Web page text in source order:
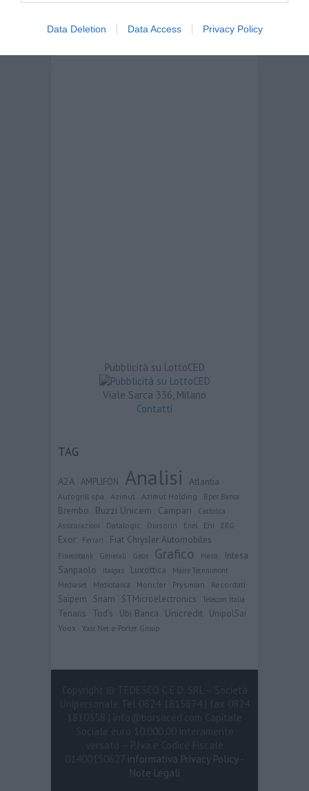
Data Deletion Data Access Privacy Policy
Pubblicità su LottoCED
Viale Sarca 336, Milano
Contatti
TAG
A2A AMPLIFON Analisi Atlantia
Autogrill spa Azimut Azimut Holding Bper Banca
Brembo Buzzi Unicem Campari
Cattolica
Assicurazioni
Datalogic Diasorin Enel Eni ERG
Exor Ferrari Fiat Chrysler Automobiles
Finecobank Generali Geox Grafico Hera
Intesa
Sanpaolo
Italgas Luxottica
Maire Tecnnimont
Mediaset
Mediobanca Moncler Prysmian Recordati
Saipem Snam STMicroelectronics Telecom Italia
Tenaris Tod's Ubi Banca Unicredit UnipolSai
Yoox Yoox Net-a-Porter Group
informativa Privacy Policy
Note Legali